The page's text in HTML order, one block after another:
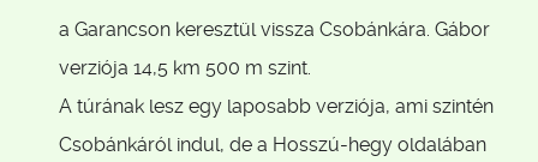
a Garancson keresztül vissza Csobánkára. Gábor
verziója 14,5 km 500 m szint.
A túrának lesz egy laposabb verziója, ami szintén
Csobánkáról indul, de a Hosszú-hegy oldalában